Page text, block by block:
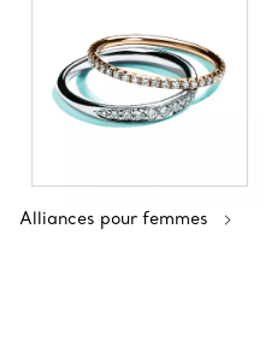
Alliances pour femmes